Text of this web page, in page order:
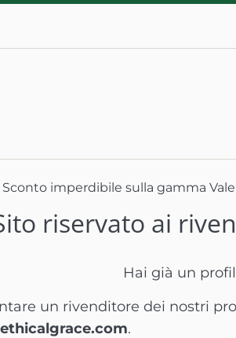
Sconto imperdibile sulla gamma
riservato ai
Hai già un
un rivenditore dei nostri
.